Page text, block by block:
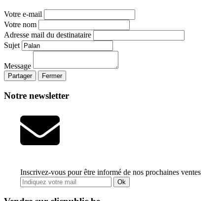
Votre e-mail
Votre nom
Adresse mail du destinataire
Sujet
Message
Partager Fermer
Notre newsletter
Inscrivez-vous pour être informé de nos prochaines ventes
Ok